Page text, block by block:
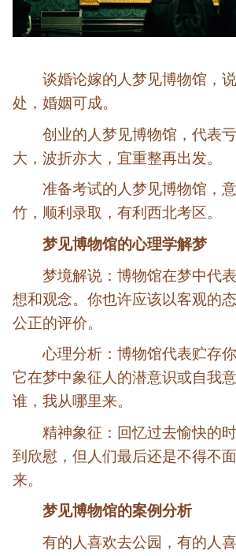
谈婚论嫁的人梦见博物馆，
处，婚姻可成。
创业的人梦见博物馆，代表
大，波折亦大，宜重整再出发。
准备考试的人梦见博物馆，
竹，顺利录取，有利西北考区。
梦见博物馆的心理学解梦
梦境解说：博物馆在梦中代
想和观念。你也许应该以客观的
公正的评价。
心理分析：博物馆代表贮存
它在梦中象征人的潜意识或自我
谁，我从哪里来。
精神象征：回忆过去愉快的
到欣慰，但人们最后还是不得不
来。
梦见博物馆的案例分析
有的人喜欢去公园，有的人